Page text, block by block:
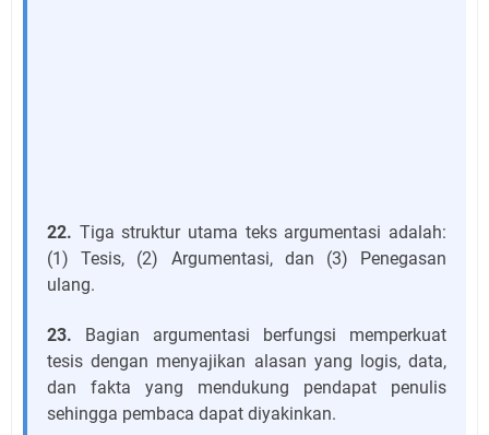
22. Tiga struktur utama teks argumentasi adalah:
(1) Tesis, (2) Argumentasi, dan (3) Penegasan
ulang.
23. Bagian argumentasi berfungsi memperkuat
tesis dengan menyajikan alasan yang logis, data,
dan fakta yang mendukung pendapat penulis
sehingga pembaca dapat diyakinkan.